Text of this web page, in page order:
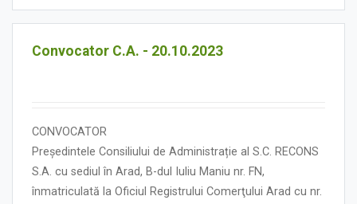
Convocator C.A. - 20.10.2023
CONVOCATOR
Președintele Consiliului de Administrație al S.C. RECONS
S.A. cu sediul în Arad, B-dul Iuliu Maniu nr. FN,
înmatriculată la Oficiul Registrului Comerţului Arad cu nr.